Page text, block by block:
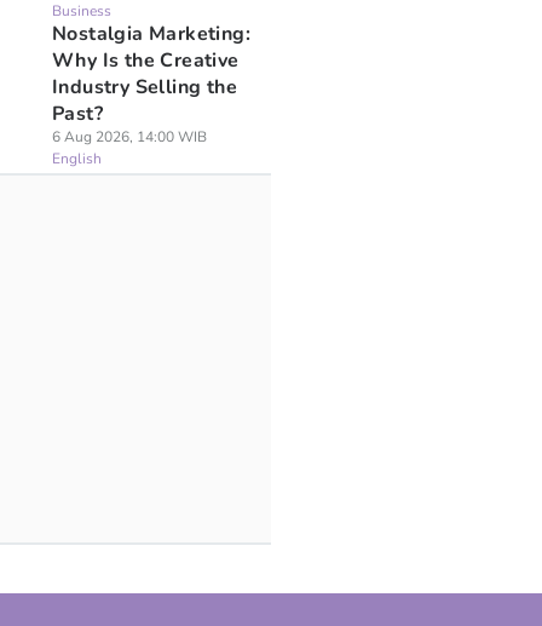
Business
Nostalgia Marketing:
Why Is the Creative
Industry Selling the
Past?
6 Aug 2026, 14:00 WIB
English